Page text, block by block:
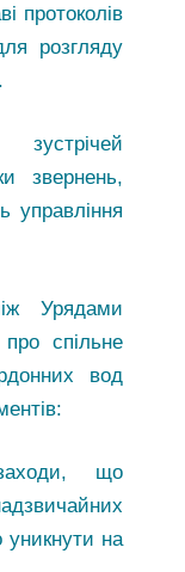
протоколів
розгляду
звернень,
управління
Урядами
спільне
вод
що
уникнути на